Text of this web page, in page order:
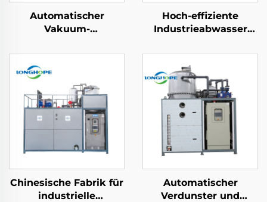
Automatischer
Vakuum-
Abwasserkontinuierlicher
Entsalzungsverdampfer-
Konzentrator
Hoch-effiziente
Industrieabwasser
Konzentratflüssigkeit
Behandlungsanlage
Verdampfer
Chinesische Fabrik für
industrielle
Automatischer
Verdunster und